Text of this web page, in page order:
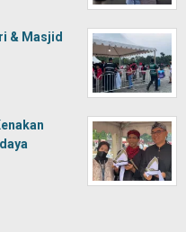
& Masjid